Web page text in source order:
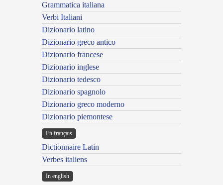
Grammatica italiana
Verbi Italiani
Dizionario latino
Dizionario greco antico
Dizionario francese
Dizionario inglese
Dizionario tedesco
Dizionario spagnolo
Dizionario greco moderno
Dizionario piemontese
En français
Dictionnaire Latin
Verbes italiens
In english